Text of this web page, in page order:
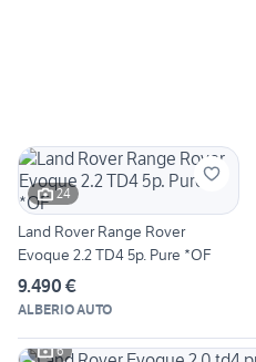
24
Land Rover Range Rover
Evoque 2.2 TD4 5p. Pure *OF
9.490 €
ALBERIO AUTO
6